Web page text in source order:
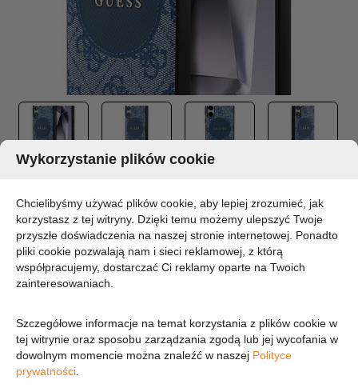
MAGSAFE - ETUI DO SAMSUNG GALAXY
S25+ (NIEBIESKI)
MARKA:
GUESS
DOSTĘPNOŚĆ:
139,74 zł
Wykorzystanie plików cookie
Chcielibyśmy używać plików cookie, aby lepiej zrozumieć, jak
korzystasz z tej witryny. Dzięki temu możemy ulepszyć Twoje
przyszłe doświadczenia na naszej stronie internetowej. Ponadto
pliki cookie pozwalają nam i sieci reklamowej, z którą
współpracujemy, dostarczać Ci reklamy oparte na Twoich
zainteresowaniach.
Szczegółowe informacje na temat korzystania z plików cookie w
tej witrynie oraz sposobu zarządzania zgodą lub jej wycofania w
dowolnym momencie można znaleźć w naszej Polityce
prywatności